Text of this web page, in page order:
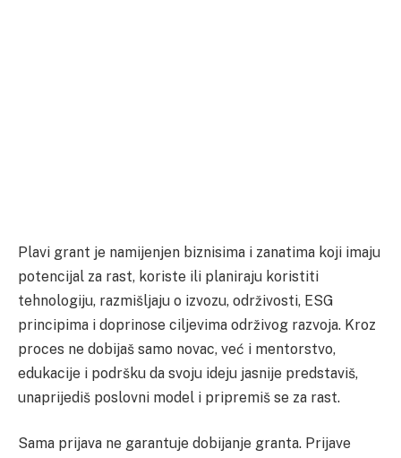
Plavi grant je namijenjen biznisima i zanatima koji imaju
potencijal za rast, koriste ili planiraju koristiti
tehnologiju, razmišljaju o izvozu, održivosti, ESG
principima i doprinose ciljevima održivog razvoja. Kroz
proces ne dobijaš samo novac, već i mentorstvo,
edukacije i podršku da svoju ideju jasnije predstaviš,
unaprijediš poslovni model i pripremiš se za rast.
Sama prijava ne garantuje dobijanje granta. Prijave